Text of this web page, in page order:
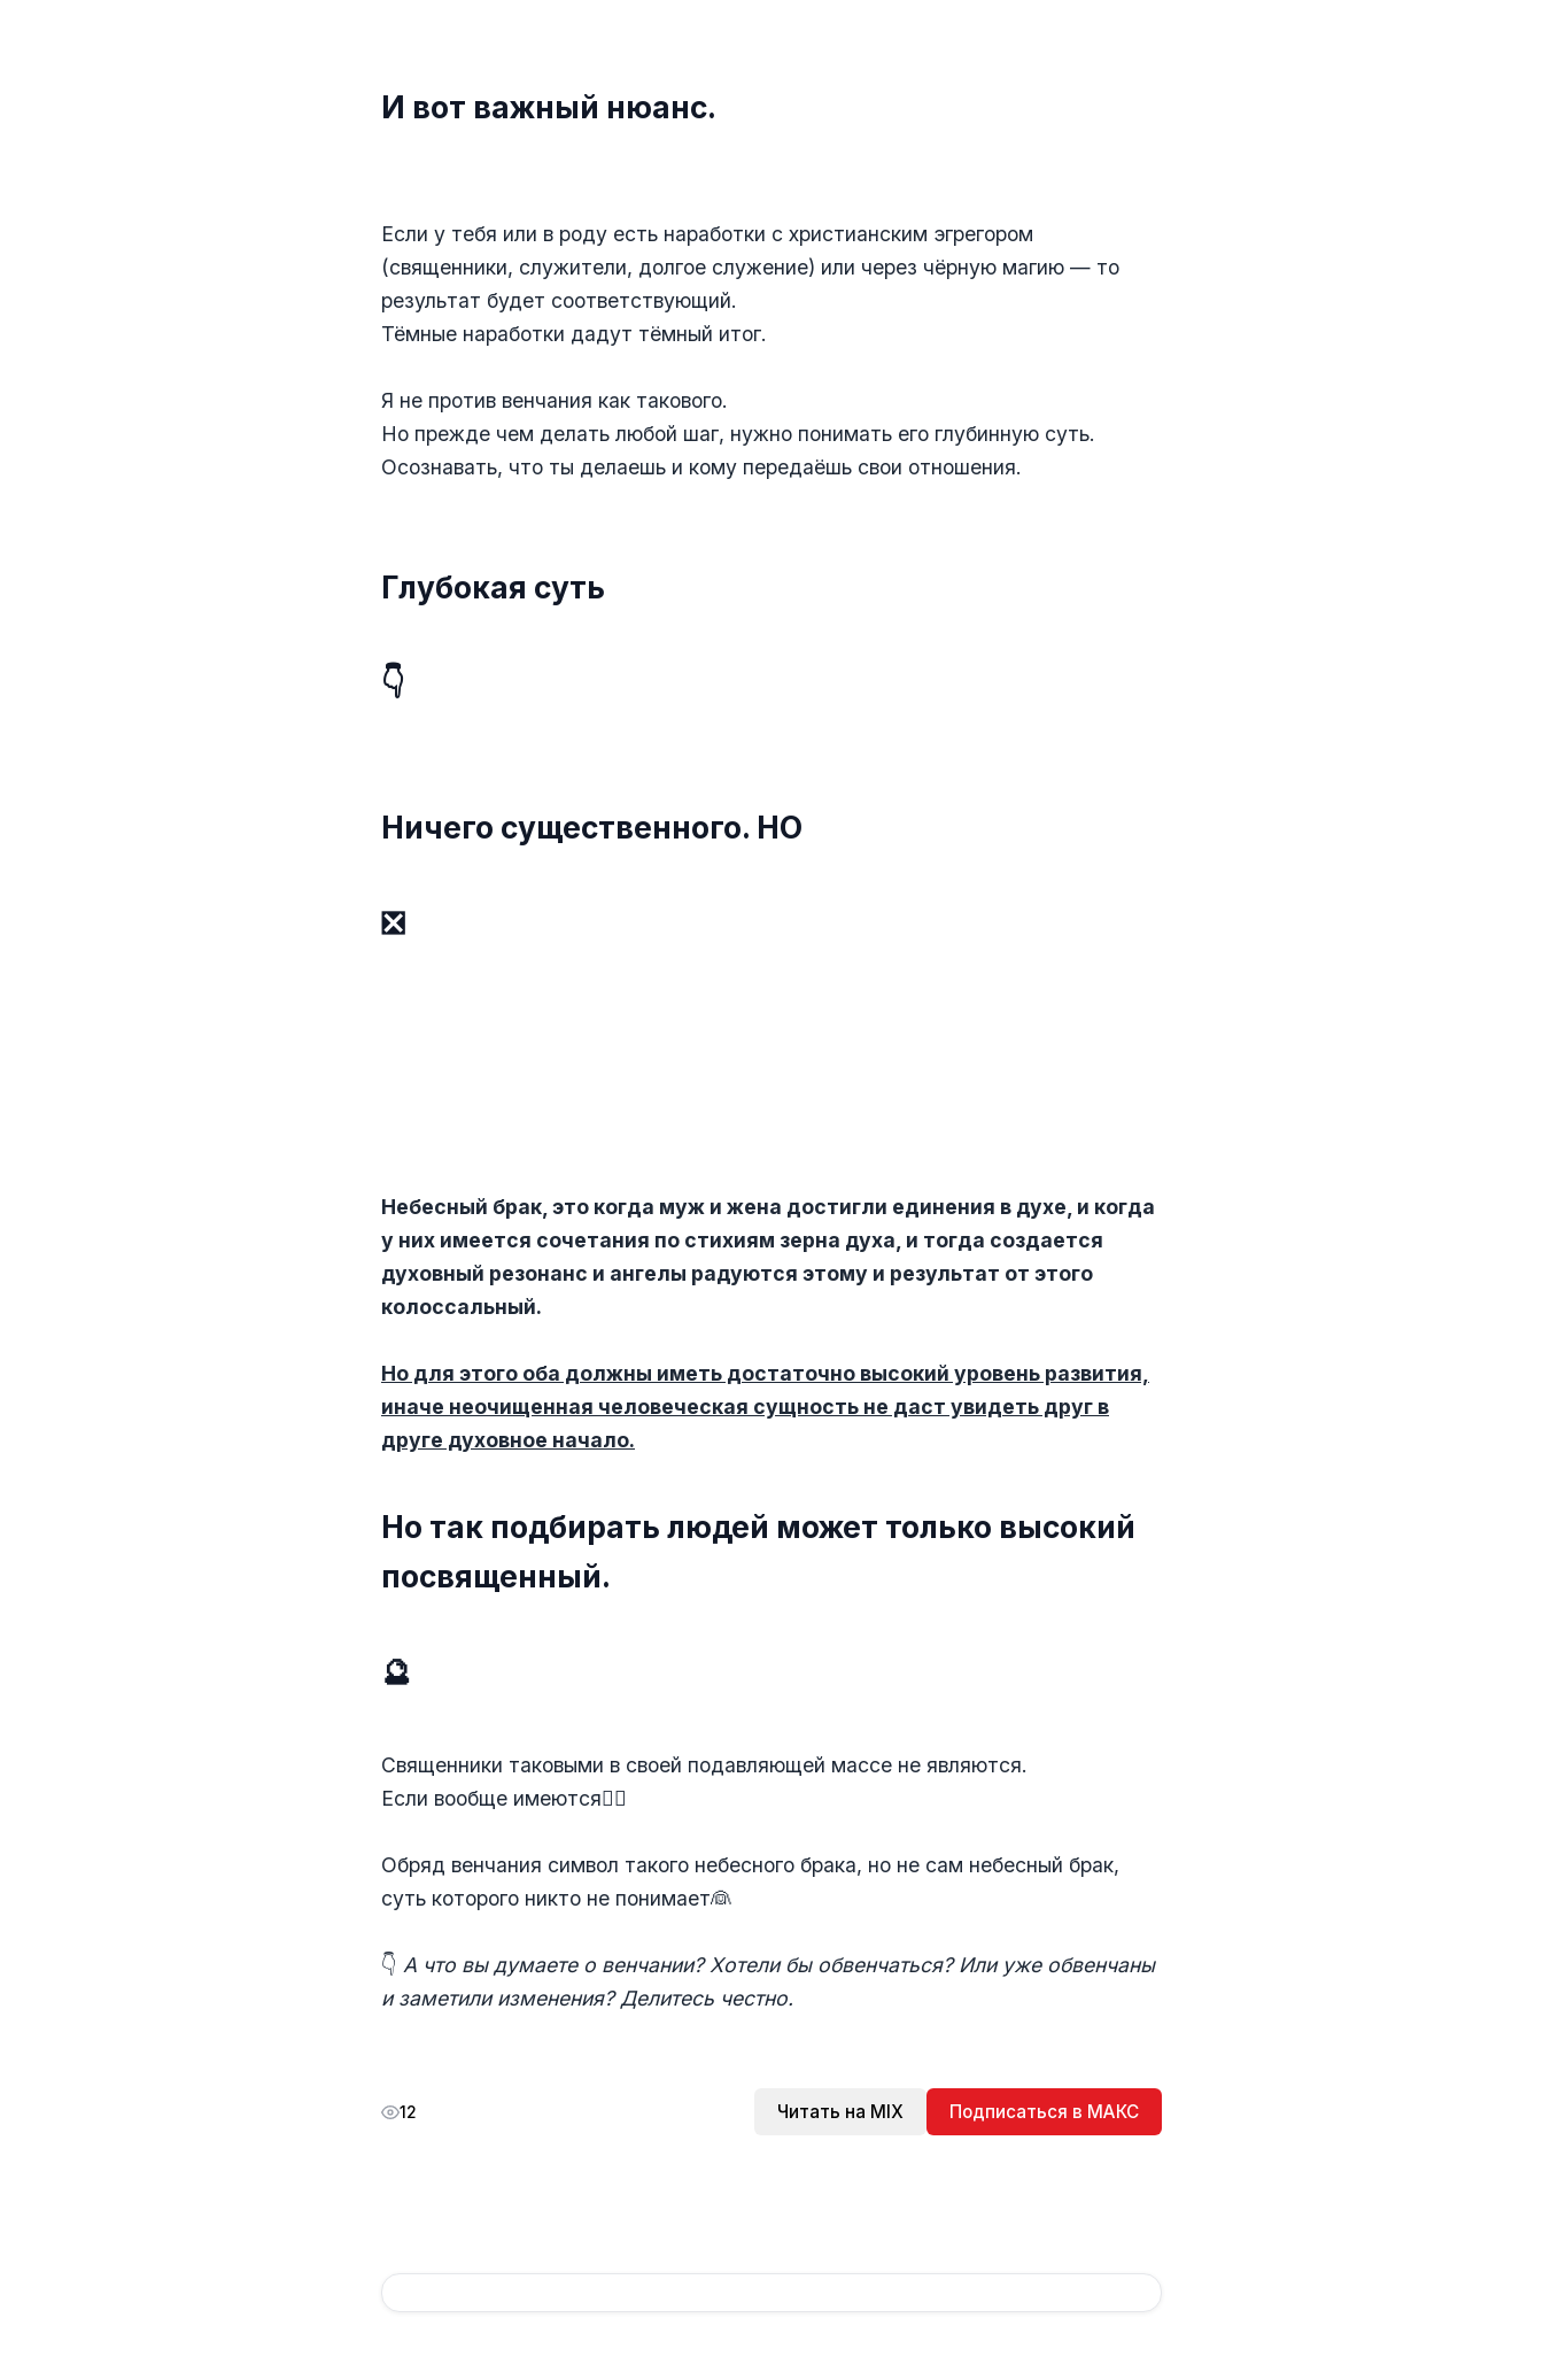
И вот важный нюанс.
Если у тебя или в роду есть наработки с христианским эгрегором
(священники, служители, долгое служение) или через чёрную магию — то
результат будет соответствующий.
Тёмные наработки дадут тёмный итог.
Я не против венчания как такового.
Но прежде чем делать любой шаг, нужно понимать его глубинную суть.
Осознавать, что ты делаешь и кому передаёшь свои отношения.
Глубокая суть
👇
Ничего существенного. НО
❎
Небесный брак, это когда муж и жена достигли единения в духе, и когда
у них имеется сочетания по стихиям зерна духа, и тогда создается
духовный резонанс и ангелы радуются этому и результат от этого
колоссальный.
Но для этого оба должны иметь достаточно высокий уровень развития,
иначе неочищенная человеческая сущность не даст увидеть друг в
друге духовное начало.
Но так подбирать людей может только высокий
посвященный.
🔮
Священники таковыми в своей подавляющей массе не являются.
Если вообще имеются🤦‍♀️
Обряд венчания символ такого небесного брака, но не сам небесный брак,
суть которого никто не понимает👰
👇 А что вы думаете о венчании? Хотели бы обвенчаться? Или уже обвенчаны
и заметили изменения? Делитесь честно.
12 Читать на MIX Подписаться в МАКС